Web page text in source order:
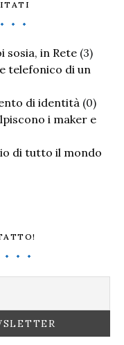
sosia, in Rete (3)
telefonico di un
di identità (0)
i maker e
di tutto il mondo